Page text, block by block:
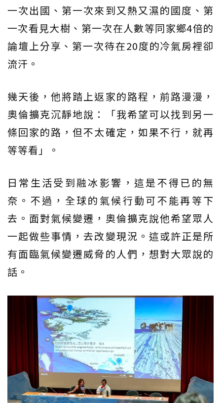
一次出國、第一次來到又熱又濕的國度、第
一次看見大樹、第一次在人數等同家鄉4倍的
論壇上分享、第一次待在20度的冷氣房裡卻
流汗。
幾天後，他將踏上返家的路程，前路漫漫，
奧倫擴克沉靜地說：「我希望可以找到另一
條回家的路，但不太確定，如果不行，就再
等等看」。
日常生活受到融冰影響，這是不得已的無
奈。不過，全球的氣候行動可不能再等下
去。面對氣候變遷，奧倫擴克說他希望眾人
一起做些事情，去改變現況。這或許正是所
有面臨氣候變遷威脅的人們，想對大眾說的
話。